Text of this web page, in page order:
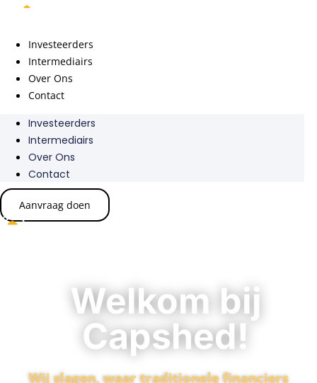
inhoud
Investeerders
Intermediairs
Over Ons
Contact
Investeerders
Intermediairs
Over Ons
Contact
Aanvraag doen
Welkom bij
Capshed!
Wij slagen, waar traditionele financiers